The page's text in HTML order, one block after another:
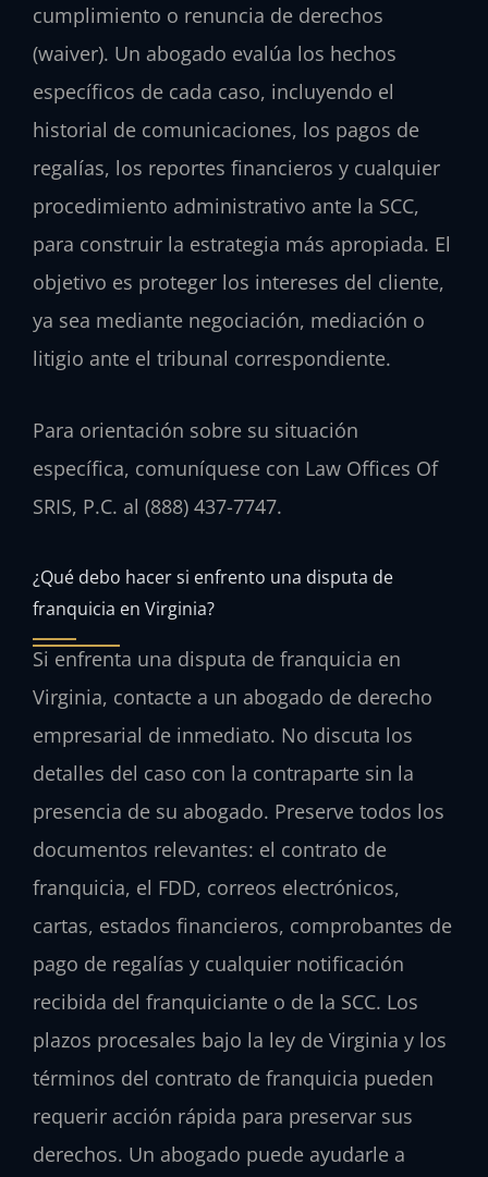
cumplimiento o renuncia de derechos
(waiver). Un abogado evalúa los hechos
específicos de cada caso, incluyendo el
historial de comunicaciones, los pagos de
regalías, los reportes financieros y cualquier
procedimiento administrativo ante la SCC,
para construir la estrategia más apropiada. El
objetivo es proteger los intereses del cliente,
ya sea mediante negociación, mediación o
litigio ante el tribunal correspondiente.
Para orientación sobre su situación
específica, comuníquese con Law Offices Of
SRIS, P.C. al (888) 437-7747.
¿Qué debo hacer si enfrento una disputa de
franquicia en Virginia?
Si enfrenta una disputa de franquicia en
Virginia, contacte a un abogado de derecho
empresarial de inmediato. No discuta los
detalles del caso con la contraparte sin la
presencia de su abogado. Preserve todos los
documentos relevantes: el contrato de
franquicia, el FDD, correos electrónicos,
cartas, estados financieros, comprobantes de
pago de regalías y cualquier notificación
recibida del franquiciante o de la SCC. Los
plazos procesales bajo la ley de Virginia y los
términos del contrato de franquicia pueden
requerir acción rápida para preservar sus
derechos. Un abogado puede ayudarle a